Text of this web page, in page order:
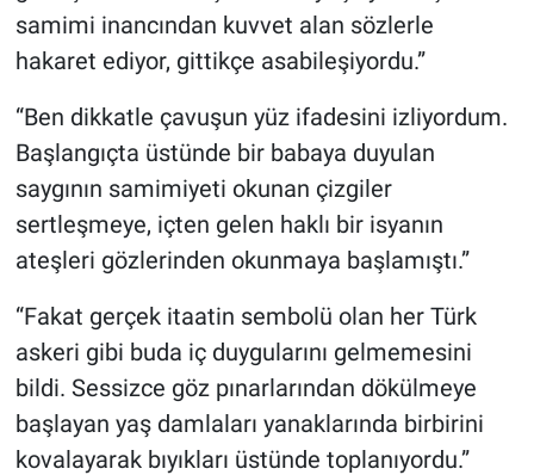
samimi inancından kuvvet alan sözlerle
hakaret ediyor, gittikçe asabileşiyordu.”
“Ben dikkatle çavuşun yüz ifadesini izliyordum.
Başlangıçta üstünde bir babaya duyulan
saygının samimiyeti okunan çizgiler
sertleşmeye, içten gelen haklı bir isyanın
ateşleri gözlerinden okunmaya başlamıştı.”
“Fakat gerçek itaatin sembolü olan her Türk
askeri gibi buda iç duygularını gelmemesini
bildi. Sessizce göz pınarlarından dökülmeye
başlayan yaş damlaları yanaklarında birbirini
kovalayarak bıyıkları üstünde toplanıyordu.”